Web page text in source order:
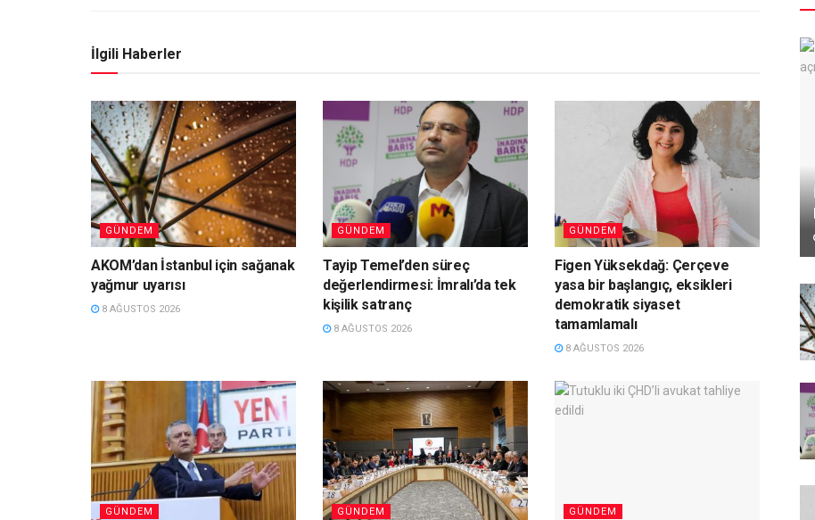
İlgili Haberler
GÜNDEM
AKOM’dan İstanbul için sağanak
yağmur uyarısı
8 AĞUSTOS 2026
GÜNDEM
Tayip Temel’den süreç
değerlendirmesi: İmralı’da tek
kişilik satranç
8 AĞUSTOS 2026
GÜNDEM
Figen Yüksekdağ: Çerçeve
yasa bir başlangıç, eksikleri
demokratik siyaset
tamamlamalı
8 AĞUSTOS 2026
GÜNDEM GÜNDEM GÜNDEM